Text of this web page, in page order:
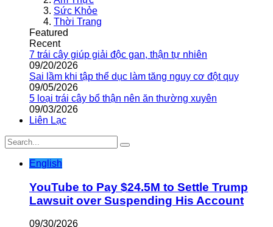
Sức Khỏe
Thời Trang
Featured
Recent
7 trái cây giúp giải độc gan, thận tự nhiên
09/20/2026
Sai lầm khi tập thể dục làm tăng nguy cơ đột quỵ
09/05/2026
5 loại trái cây bổ thận nên ăn thường xuyên
09/03/2026
Liên Lạc
English
YouTube to Pay $24.5M to Settle Trump
Lawsuit over Suspending His Account
09/30/2026